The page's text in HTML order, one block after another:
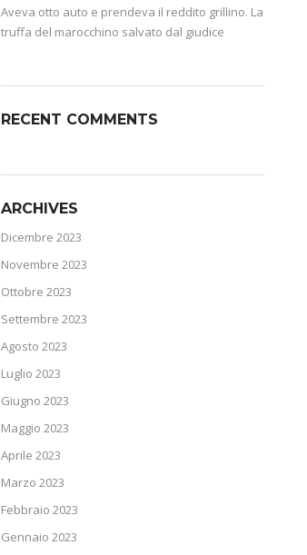
Aveva otto auto e prendeva il reddito grillino. La
truffa del marocchino salvato dal giudice
RECENT COMMENTS
ARCHIVES
Dicembre 2023
Novembre 2023
Ottobre 2023
Settembre 2023
Agosto 2023
Luglio 2023
Giugno 2023
Maggio 2023
Aprile 2023
Marzo 2023
Febbraio 2023
Gennaio 2023